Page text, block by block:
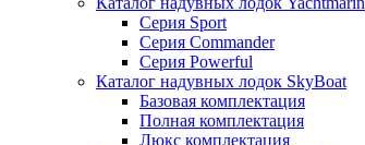
Серия Sport
Серия Commander
Серия Powerful
Каталог надувных лодок SkyBoat
Базовая комплектация
Полная комплектация
Люкс комплектация